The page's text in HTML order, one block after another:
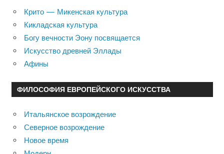
Крито — Микенская культура
Кикладская культура
Богу вечности Эону посвящается
Искусство древней Эллады
Афины
ФИЛОСОФИЯ ЕВРОПЕЙСКОГО ИСКУССТВА
Итальянское возрождение
Северное возрождение
Новое время